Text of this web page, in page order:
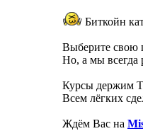
Биткойн
Выберите свою
Но, а мы всегда
Курсы
Всем лёгких
Ждём Вас на